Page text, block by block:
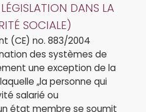
DANS LA
SOCIALE)
(CE) no. 883/2004
des systèmes de
une exception de la
„la personne qui
salarié ou
état membre se soumit